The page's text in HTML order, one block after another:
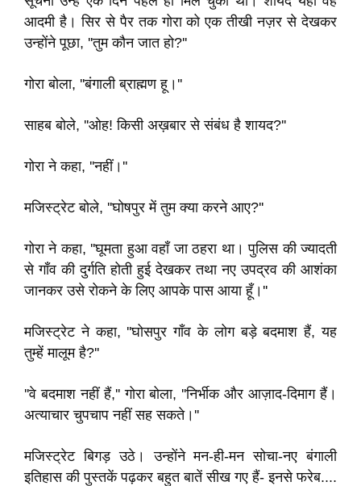
आदमी है। सिर से पैर तक गोरा को एक तीखी नज़र से देखकर
उन्होंने पूछा, ''तुम कौन जात हो?''
गोरा बोला, ''बंगाली ब्राह्मण हू।''
साहब बोले, ''ओह! किसी अख़बार से संबंध है शायद?''
गोरा ने कहा, ''नहीं।''
मजिस्ट्रेट बोले, ''घोषपुर में तुम क्या करने आए?''
गोरा ने कहा, ''घूमता हुआ वहाँ जा ठहरा था। पुलिस की ज्यादती
से गाँव की दुर्गति होती हुई देखकर तथा नए उपद्रव की आशंका
जानकर उसे रोकने के लिए आपके पास आया हूँ।''
मजिस्ट्रेट ने कहा, ''घोसपुर गाँव के लोग बड़े बदमाश हैं, यह
तुम्हें मालूम है?''
''वे बदमाश नहीं हैं,'' गोरा बोला, ''निर्भीक और आज़ाद-दिमाग हैं।
अत्याचार चुपचाप नहीं सह सकते।''
मजिस्ट्रेट बिगड़ उठे। उन्होंने मन-ही-मन सोचा-नए बंगाली
इतिहास की पुस्तकें पढ़कर बहुत बातें सीख गए हैं- इनसे फरेब....